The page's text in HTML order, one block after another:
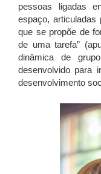
pessoas ligadas
espaço, articuladas
que se propõe de
de uma tarefa”
dinâmica de
desenvolvido para
desenvolvimento